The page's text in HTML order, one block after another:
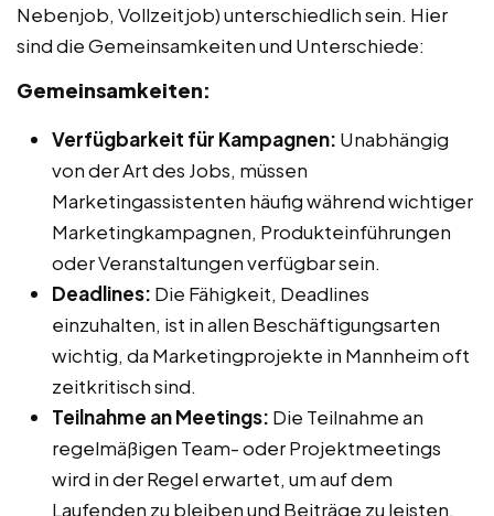
Nebenjob, Vollzeitjob) unterschiedlich sein. Hier
sind die Gemeinsamkeiten und Unterschiede:
Gemeinsamkeiten:
Verfügbarkeit für Kampagnen: Unabhängig
von der Art des Jobs, müssen
Marketingassistenten häufig während wichtiger
Marketingkampagnen, Produkteinführungen
oder Veranstaltungen verfügbar sein.
Deadlines: Die Fähigkeit, Deadlines
einzuhalten, ist in allen Beschäftigungsarten
wichtig, da Marketingprojekte in Mannheim oft
zeitkritisch sind.
Teilnahme an Meetings: Die Teilnahme an
regelmäßigen Team- oder Projektmeetings
wird in der Regel erwartet, um auf dem
Laufenden zu bleiben und Beiträge zu leisten.